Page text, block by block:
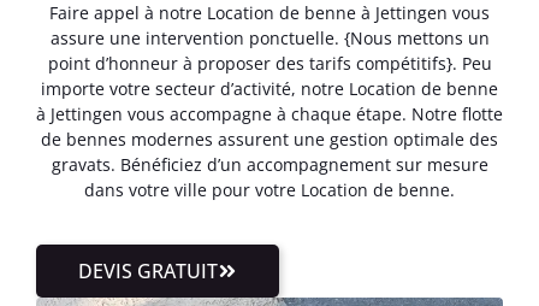
Faire appel à notre Location de benne à Jettingen vous
assure une intervention ponctuelle. {Nous mettons un
point d’honneur à proposer des tarifs compétitifs}. Peu
importe votre secteur d’activité, notre Location de benne
à Jettingen vous accompagne à chaque étape. Notre flotte
de bennes modernes assurent une gestion optimale des
gravats. Bénéficiez d’un accompagnement sur mesure
dans votre ville pour votre Location de benne.
DEVIS GRATUIT